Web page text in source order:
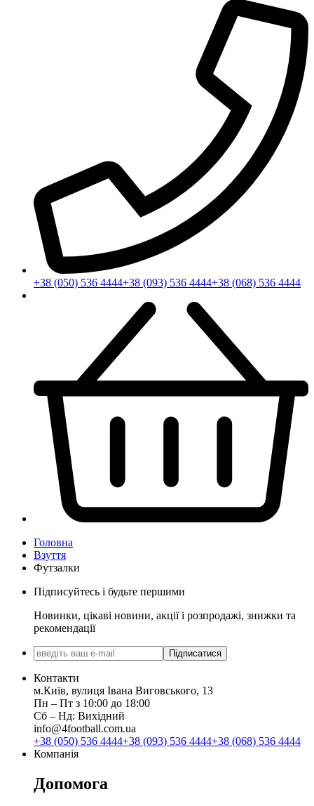
+38 (050) 536 4444+38 (093) 536 4444+38 (068) 536 4444
Головна
Взуття
Футзалки
Підписуйтесь і будьте першими
Новинки, цікаві новини, акції і розпродажі, знижки та
рекомендації
Підписатися
Контакти
м.Київ, вулиця Івана Виговського, 13
Пн ‒ Пт з 10:00 до 18:00
Сб ‒ Нд: Вихідний
info@4football.com.ua
+38 (050) 536 4444+38 (093) 536 4444+38 (068) 536 4444
Компанія
Допомога